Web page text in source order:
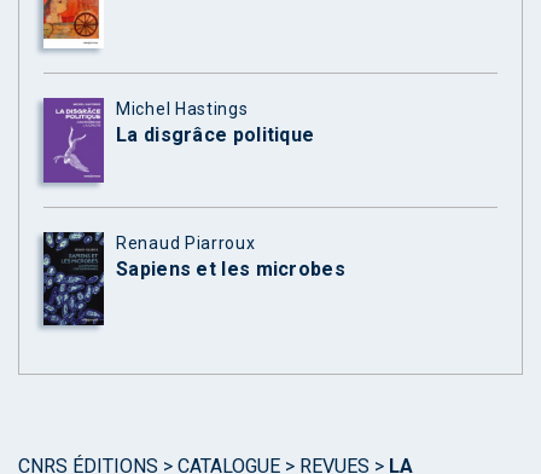
Michel Hastings
La disgrâce politique
Renaud Piarroux
Sapiens et les microbes
CNRS ÉDITIONS > CATALOGUE > REVUES > LA